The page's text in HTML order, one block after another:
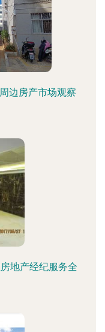
边房产市场观察
地产经纪服务全